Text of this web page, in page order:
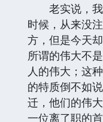
老实说，我
时候，从来没
方，但是今天
所谓的伟大不
人的伟大；这
的特质倒不如
迁，他们的伟
一位离了职的